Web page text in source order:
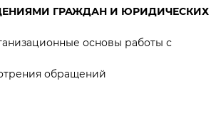
ГРАЖДАН И ЮРИДИЧЕСКИХ
основы работы с
обращений